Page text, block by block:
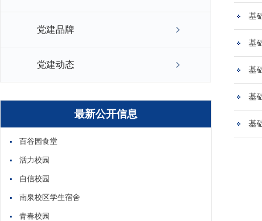
党建品牌
党建动态
最新公开信息
百谷园食堂
活力校园
自信校园
南泉校区学生宿舍
青春校园
基
基
基
基
基